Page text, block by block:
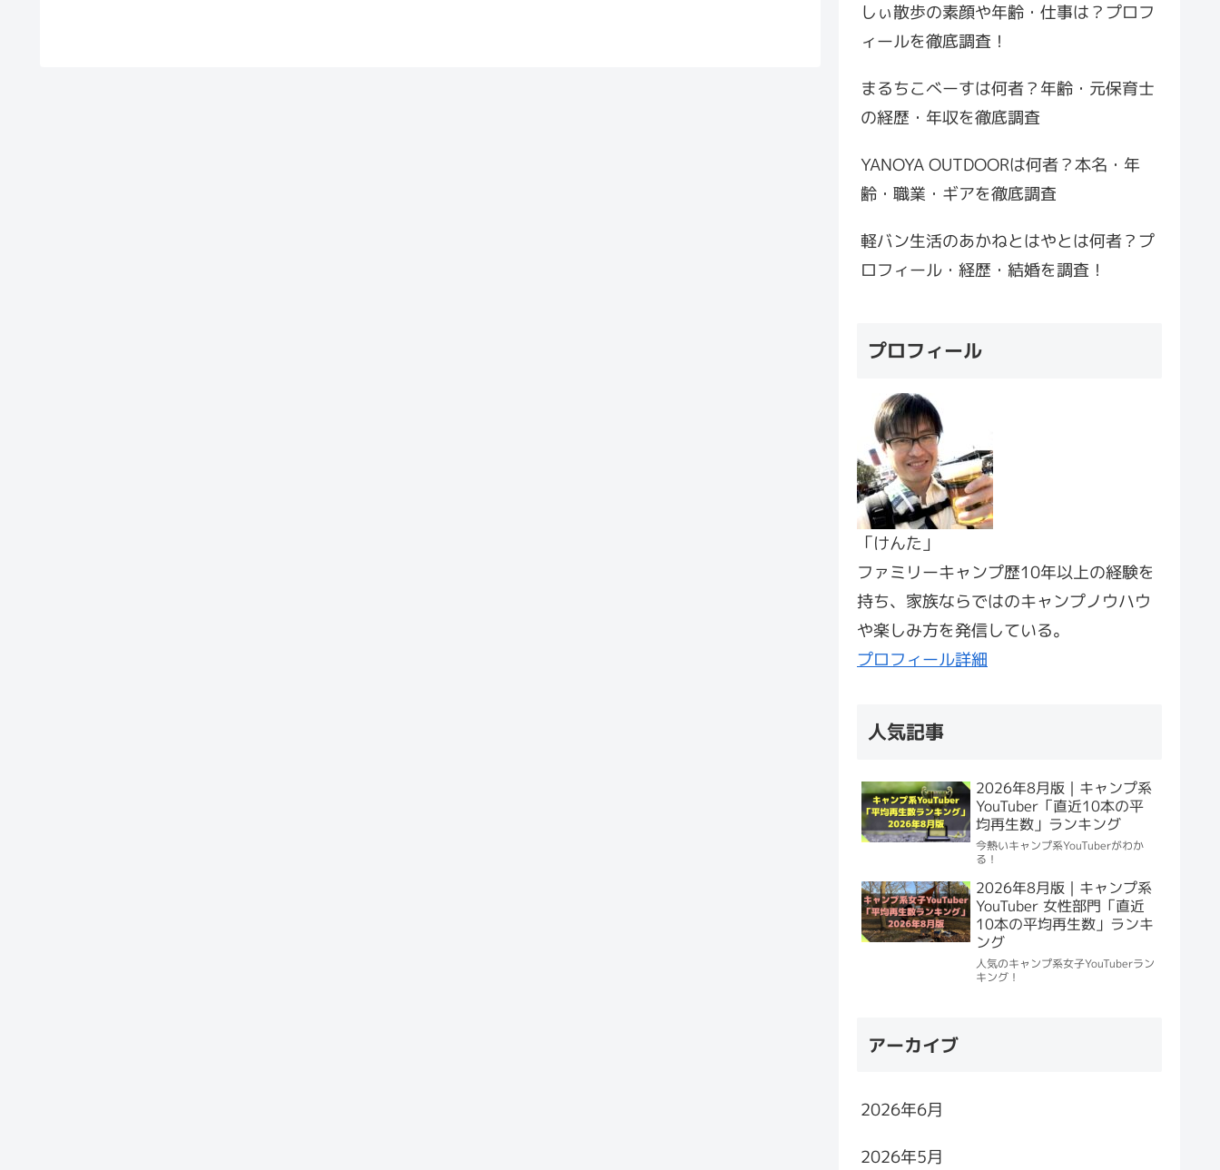
しぃ散歩の素顔や年齢・仕事は？プロフ
ィールを徹底調査！
まるちこべーすは何者？年齢・元保育士
の経歴・年収を徹底調査
YANOYA OUTDOORは何者？本名・年
齢・職業・ギアを徹底調査
軽バン生活のあかねとはやとは何者？プ
ロフィール・経歴・結婚を調査！
プロフィール
「けんた」
ファミリーキャンプ歴10年以上の経験を
持ち、家族ならではのキャンプノウハウ
や楽しみ方を発信している。
プロフィール詳細
人気記事
2026年8月版｜キャンプ系
YouTuber「直近10本の平
均再生数」ランキング
今熱いキャンプ系YouTuberがわか
る！
2026年8月版｜キャンプ系
YouTuber 女性部門「直近
10本の平均再生数」ランキ
ング
人気のキャンプ系女子YouTuberラン
キング！
アーカイブ
2026年6月
2026年5月